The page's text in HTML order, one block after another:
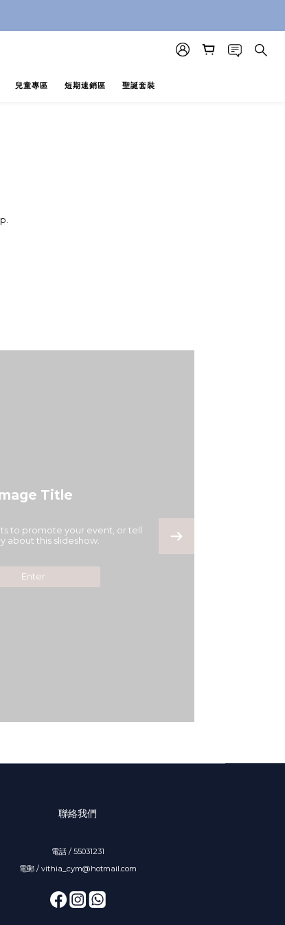
產品 不參與任何優惠)
兒童專區 短期速銷區 聖誕套裝
Title
to promote your event, or tell
about this slideshow.
Enter
聯絡我們
電話 / 55031231
電郵 / vithia_cym@hotmail.com